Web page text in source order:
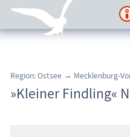
Regionales
Region: Ostsee → Mecklenburg-
»Kleiner Findling«